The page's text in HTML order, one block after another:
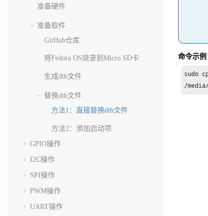
准备硬件
准备软件
GitHub仓库
将Fedora OS烧录到Micro SD卡
生成dtb文件
替换dtb文件
方法1：直接替换dtb文件
方法2：添加启动项
GPIO操作
I2C操作
SPI操作
PWM操作
UART操作
命令示例
sudo
/